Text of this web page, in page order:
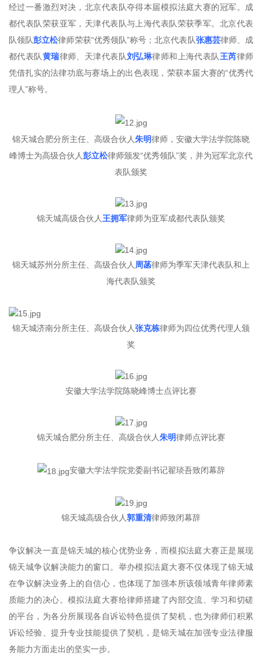
经过一番激烈对决，北京代表队夺得本届模拟法庭大赛的冠军。成
都代表队荣获亚军，天津代表队与上海代表队荣获季军。北京代表
队领队彭立松律师荣获“优秀领队”称号；北京代表队张惠芸律师、成
都代表队黄瑞律师、天津代表队刘弘琳律师和上海代表队 王芮律师
凭借扎实的法律功底与赛场上的出色表现，荣获本届大赛的“优秀代
理人”称号。
锦天城合肥分所主任、高级合伙人朱明律师，安徽大学法学院陈晓
峰博士为高级合伙人彭立松律师颁发“优秀领队”奖，并为冠军北京代
表队颁奖
锦天城高级合伙人 王拥军律师为亚军成都代表队颁奖
锦天城苏州分所主任、高级合伙人周菡律师为季军天津代表队和上
海代表队颁奖
锦天城济南分所主任、高级合伙人张克栋律师为四位优秀代理人颁
奖
安徽大学法学院陈晓峰博士点评比赛
锦天城合肥分所主任、高级合伙人朱明律师点评比赛
安徽大学法学院党委副书记翟琰吾致闭幕辞
锦天城高级合伙人郭重清律师致闭幕辞
争议解决一直是锦天城的核心优势业务，而模拟法庭大赛正是展现
锦天城争议解决能力的窗口。举办模拟法庭大赛不仅体现了锦天城
在争议解决业务上的自信心，也体现了加强本所该领域青年律师素
质能力的决心。模拟法庭大赛给律师搭建了内部交流、学习和切磋
的平台，为各分所展现各自诉讼特色提供了契机，也为律师们积累
诉讼经验、提升专业技能提供了契机，是锦天城在加强专业法律服
务能力方面走出的坚实一步。